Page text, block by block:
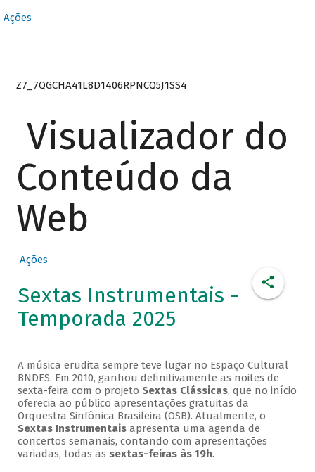
Ações
Z7_7QGCHA41L8D1406RPNCQ5J1SS4
Visualizador do
Conteúdo da
Web
Ações
Sextas Instrumentais -
Temporada 2025
A música erudita sempre teve lugar no Espaço Cultural
BNDES. Em 2010, ganhou definitivamente as noites de
sexta-feira com o projeto Sextas Clássicas, que no início
oferecia ao público apresentações gratuitas da
Orquestra Sinfônica Brasileira (OSB). Atualmente, o
Sextas Instrumentaisapresenta uma agenda de
concertos semanais, contando com apresentações
variadas, todas as sextas-feiras às 19h.